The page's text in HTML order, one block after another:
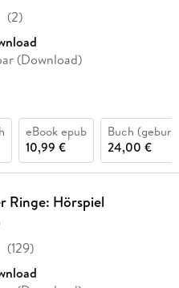
(2)
(Download)
eBook epub
10,99 €
Buch
24,00 €
Ringe: Hörspiel
(129)